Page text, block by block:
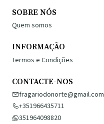
SOBRE NÓS
Quem somos
INFORMAÇÃO
Termos e Condições
CONTACTE-NOS
fragariodonorte@gmail.com
+351966435711
351964098820